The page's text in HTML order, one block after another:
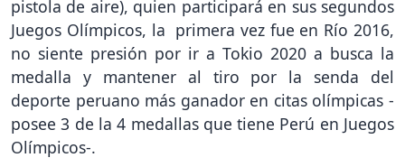
pistola de aire), quien participará en sus segundos
Juegos Olímpicos, la primera vez fue en Río 2016,
no siente presión por ir a Tokio 2020 a busca la
medalla y mantener al tiro por la senda del
deporte peruano más ganador en citas olímpicas -
posee 3 de la 4 medallas que tiene Perú en Juegos
Olímpicos-.